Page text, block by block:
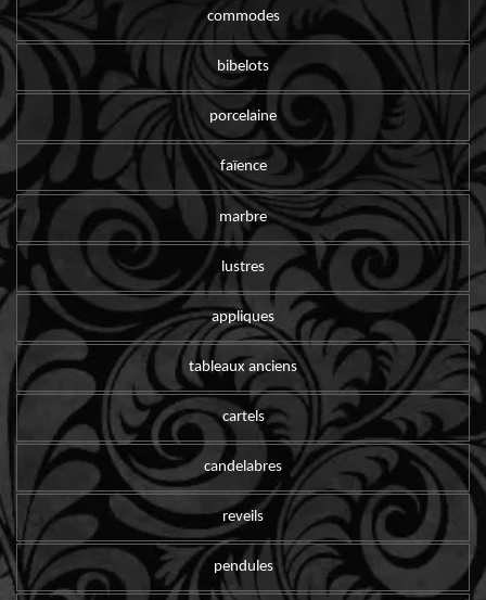
commodes
bibelots
porcelaine
faïence
marbre
lustres
appliques
tableaux anciens
cartels
candelabres
reveils
pendules